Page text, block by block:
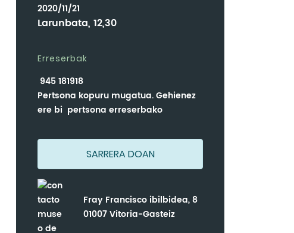
2020/11/21
Larunbata, 12,30
Erreserbak
945 181918
Pertsona kopuru mugatua. Gehienez
ere bi pertsona erreserbako
SARRERA DOAN
Fray Francisco ibilbidea, 8
01007 Vitoria-Gasteiz